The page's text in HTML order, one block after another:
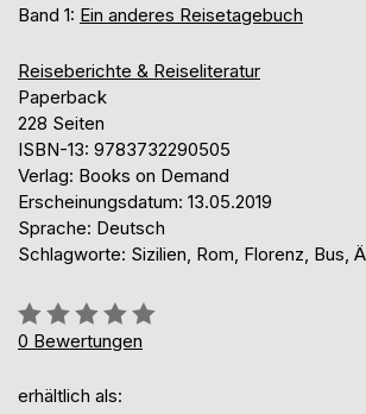
Band 1: Ein anderes Reisetagebuch
Reiseberichte & Reiseliteratur
Paperback
228 Seiten
ISBN-13: 9783732290505
Verlag: Books on Demand
Erscheinungsdatum: 13.05.2019
Sprache: Deutsch
Schlagworte: Sizilien, Rom, Florenz, Bus,
Bewertung::
0%
0 Bewertungen
erhältlich als: